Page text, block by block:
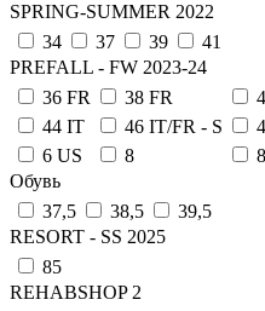
SPRING-SUMMER 2022
34
37 39
41
PREFALL - FW 2023-24
36 FR
38 FR
44 IT
46 IT/FR - S
6 US
8
Обувь
37,5
38,5
39,5
RESORT - SS 2025
85
REHABSHOP 2